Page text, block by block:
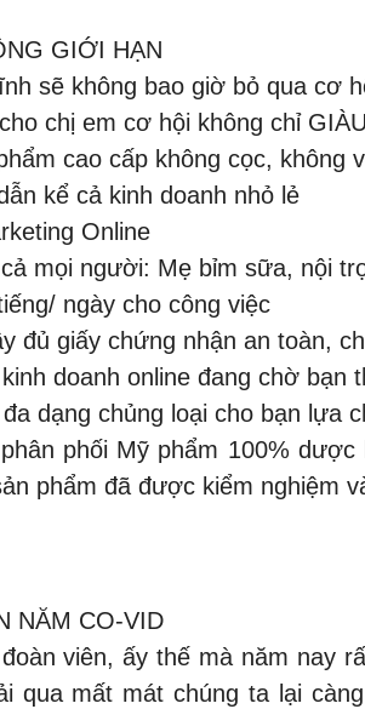
GIỚI HẠN
sẽ không bao giờ bỏ qua cơ
chị em cơ hội không chỉ
cao cấp không cọc, không
kể cả kinh doanh nhỏ lẻ
Online
mọi người: Mẹ bỉm sữa, nội
ngày cho công việc
đủ giấy chứng nhận an toàn,
doanh online đang chờ bạn
dạng chủng loại cho bạn lựa
phối Mỹ phẩm 100%
phẩm đã được kiểm nghiệm
NĂM CO-VID
viên, ấy thế mà năm nay
qua mất mát chúng ta lại